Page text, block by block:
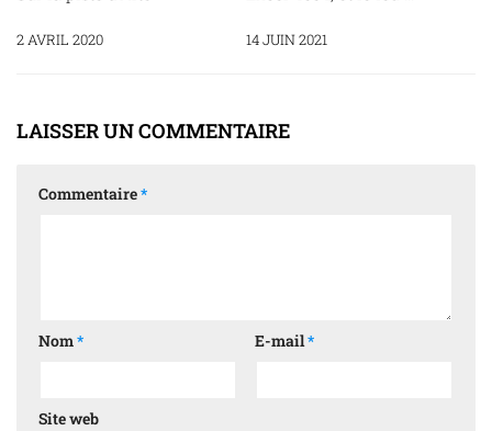
2 AVRIL 2020 14 JUIN 2021
LAISSER UN COMMENTAIRE
Commentaire*
Nom* E-mail*
Site web